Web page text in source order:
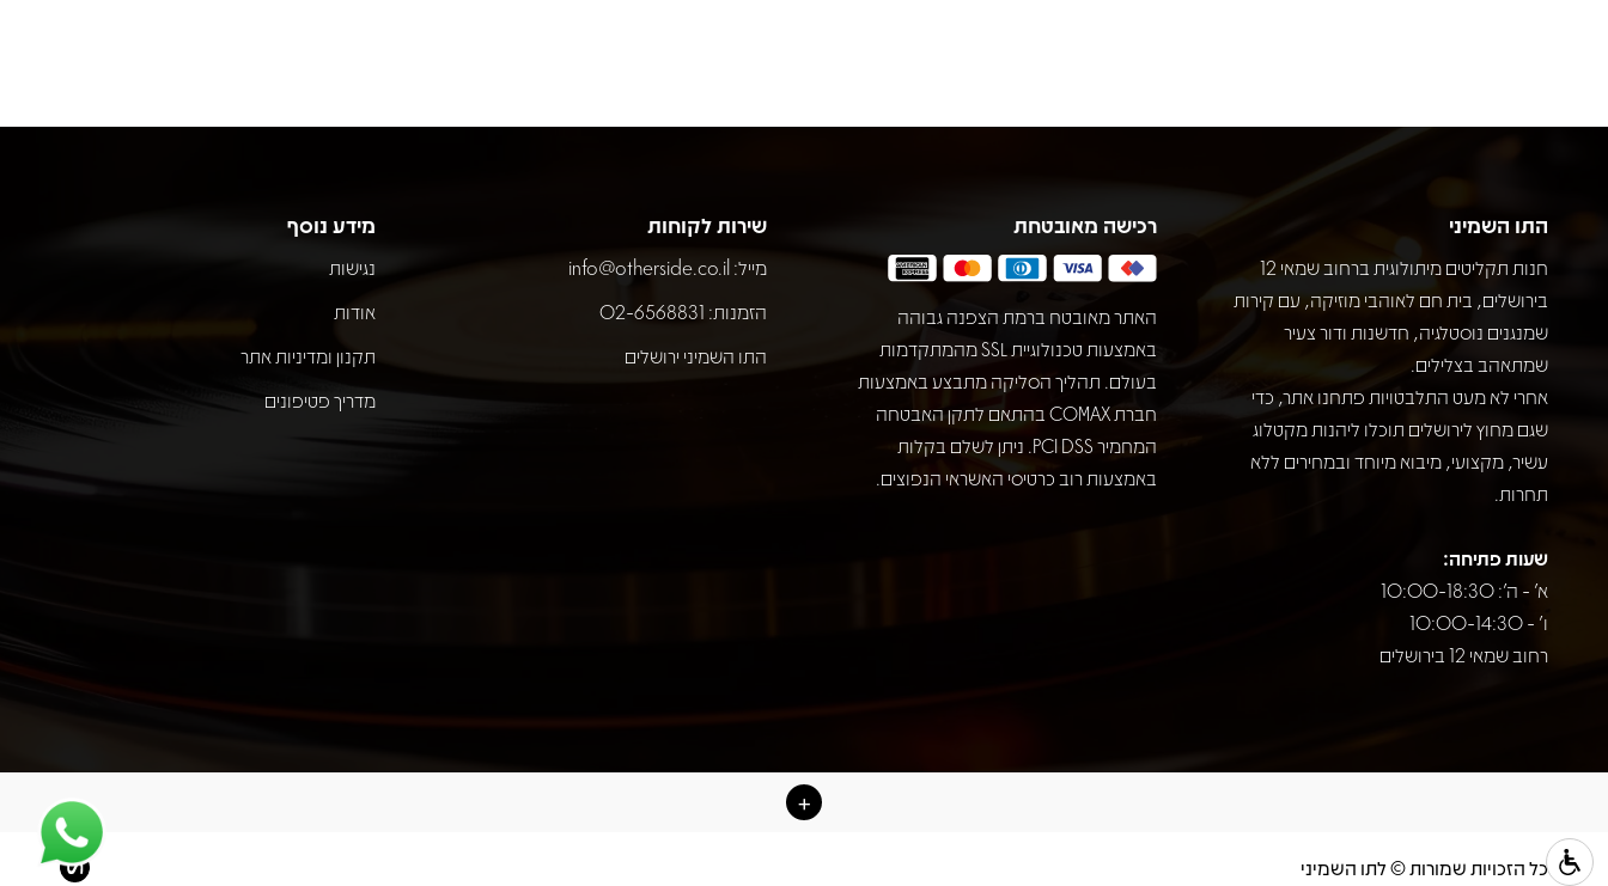
התו השמיני
חנות תקליטים מיתולוגית ברחוב שמאי 12
בירושלים, בית חם לאוהבי מוזיקה, עם קירות
שמנגנים נוסטלגיה, חדשנות ודור צעיר
שמתאהב בצלילים.
אחרי לא מעט התלבטויות פתחנו אתר, כדי
שגם מחוץ לירושלים תוכלו ליהנות מקטלוג
עשיר, מקצועי, מיבוא מיוחד ובמחירים ללא
תחרות.
שעות פתיחה:
א' - ה': 10:00-18:30
ו' - 10:00-14:30
רחוב שמאי 12 בירושלים
רכישה מאובטחת
האתר מאובטח ברמת הצפנה גבוהה
באמצעות טכנולוגיית SSL מהמתקדמות
בעולם. תהליך הסליקה מתבצע באמצעות
חברת COMAX בהתאם לתקן האבטחה
המחמיר PCI DSS. ניתן לשלם בקלות
באמצעות רוב כרטיסי האשראי הנפוצים.
שירות לקוחות
מייל: info@otherside.co.il
הזמנות: 02-6568831
התו השמיני ירושלים
מידע נוסף
נגישות
אודות
תקנון ומדיניות אתר
מדריך פטיפונים
כל הזכויות שמורות © לתו השמיני